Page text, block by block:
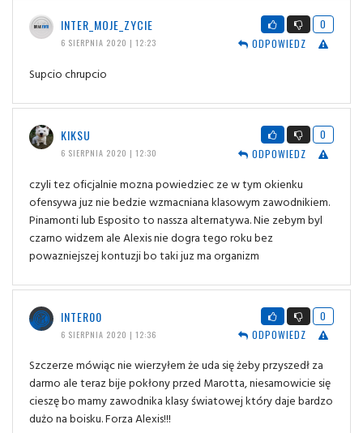
INTER_MOJE_ZYCIE
6 SIERPNIA 2020 | 12:23
0
ODPOWIEDZ
Supcio chrupcio
KIKSU
6 SIERPNIA 2020 | 12:30
0
ODPOWIEDZ
czyli tez oficjalnie mozna powiedziec ze w tym okienku
ofensywa juz nie bedzie wzmacniana klasowym zawodnikiem.
Pinamonti lub Esposito to nassza alternatywa. Nie zebym byl
czarno widzem ale Alexis nie dogra tego roku bez
powazniejszej kontuzji bo taki juz ma organizm
INTER00
6 SIERPNIA 2020 | 12:36
0
ODPOWIEDZ
Szczerze mówiąc nie wierzyłem że uda się żeby przyszedł za
darmo ale teraz bije pokłony przed Marotta, niesamowicie się
cieszę bo mamy zawodnika klasy światowej który daje bardzo
dużo na boisku. Forza Alexis!!!